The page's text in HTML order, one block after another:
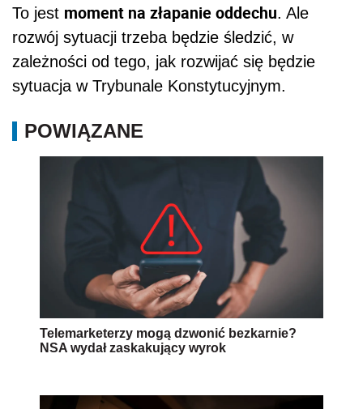
To jest moment na złapanie oddechu. Ale
rozwój sytuacji trzeba będzie śledzić, w
zależności od tego, jak rozwijać się będzie
sytuacja w Trybunale Konstytucyjnym.
POWIĄZANE
Telemarketerzy mogą dzwonić bezkarnie?
NSA wydał zaskakujący wyrok